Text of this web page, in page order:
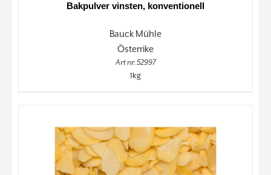
Bakpulver vinsten, konventionell
Bauck Mühle
Österrike
Art nr. 52997
1kg